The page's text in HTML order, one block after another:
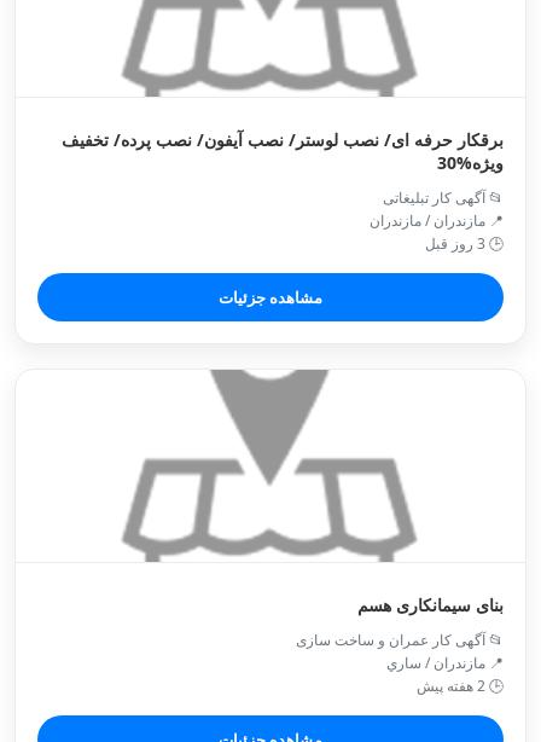
برقکار حرفه ای/ نصب لوستر/ نصب آیفون/ نصب پرده/ تخفیف
ویژه%30
📂 آگهی کار تبلیغاتی
📍 مازندران / مازندران
🕒 3 روز قبل
مشاهده جزئیات
بنای سیمانکاری هسم
📂 آگهی کار عمران و ساخت سازی
📍 مازندران / ساري
🕒 2 هفته پیش